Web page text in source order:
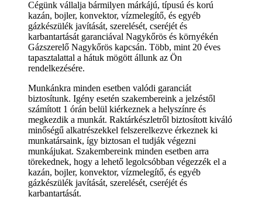
Cégünk vállalja bármilyen márkájú, típusú és korú
kazán, bojler, konvektor, vízmelegítő, és egyéb
gázkészülék javítását, szerelését, cseréjét és
karbantartását garanciával Nagykőrös és környékén
Gázszerelő Nagykőrös kapcsán. Több, mint 20 éves
tapasztalattal a hátuk mögött állunk az Ön
rendelkezésére.
Munkánkra minden esetben valódi garanciát
biztosítunk. Igény esetén szakembereink a jelzéstől
számított 1 órán belül kiérkeznek a helyszínre és
megkezdik a munkát. Raktárkészletről biztosított kiváló
minőségű alkatrészekkel felszerelkezve érkeznek ki
munkatársaink, így biztosan el tudják végezni
munkájukat. Szakembereink minden esetben arra
törekednek, hogy a lehető legolcsóbban végezzék el a
kazán, bojler, konvektor, vízmelegítő, és egyéb
gázkészülék javítását, szerelését, cseréjét és
karbantartását.